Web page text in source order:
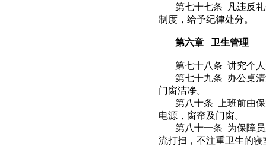
第七十七条
凡违反
制度，给予纪律处分。
第六章 卫生管理
第七十八条 讲究个
第七十九条 办公桌
门窗洁净。
第八十条
上班前由
电源，窗帘及门窗。
第八十一条 为保障
流打扫，不注重卫生的